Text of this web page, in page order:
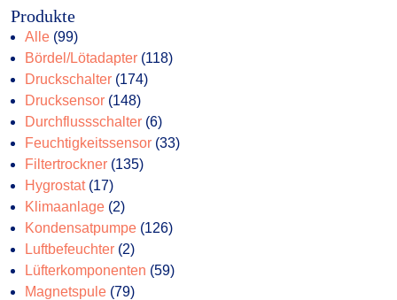
Produkte
Alle 9999
Produkte
Bördel/Lötadapter 118118
Druckschalter 174174
Drucksensor 148148
Produkte
Durchflussschalter 66
Produkte
Feuchtigkeitssensor 3333
Filtertrockner 135135
Hygrostat 1717
Produkte
Klimaanlage 22
Produkte
Kondensatpumpe 126126
Luftbefeuchter 22
Produkte
Lüfterkomponenten 5959
Magnetspule 7979